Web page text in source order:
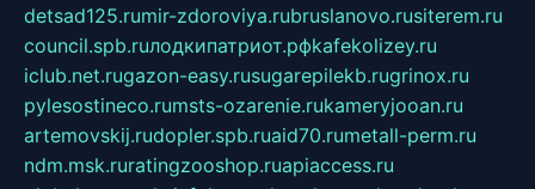
detsad125.rumir-zdoroviya.rubruslanovo.rusiterem.ru
council.spb.ruлодкипатриот.рфkafekolizey.ru
iclub.net.rugazon-easy.rusugarepilekb.rugrinox.ru
pylesostineco.rumsts-ozarenie.rukameryjooan.ru
artemovskij.rudopler.spb.ruaid70.rumetall-perm.ru
ndm.msk.ruratingzooshop.ruapiaccess.ru